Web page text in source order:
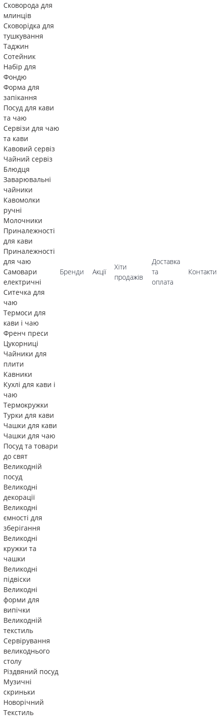
Сковорода для
млинців
Сковорідка для
тушкування
Таджин
Сотейник
Набір для
Фондю
Форма для
запікання
Посуд для кави
та чаю
Сервізи для чаю
та кави
Кавовий сервіз
Чайний сервіз
Блюдця
Заварювальні
чайники
Кавомолки
ручні
Молочники
Приналежності
для кави
Приналежності
для чаю
Самовари
електричні
Ситечка для
чаю
Термоси для
кави і чаю
Френч преси
Цукорниці
Чайники для
плити
Кавники
Кухлі для кави і
чаю
Термокружки
Турки для кави
Чашки для кави
Чашки для чаю
Посуд та товари
до свят
Великодній
посуд
Великодні
декорації
Великодні
ємності для
зберігання
Великодні
кружки та
чашки
Великодні
підвіски
Великодні
форми для
випічки
Великодній
текстиль
Сервірування
великоднього
столу
Різдвяний посуд
Музичні
скриньки
Новорічний
Текстиль
Бренди Акції
Хіти
продажів
Доставка
та
оплата
Контакти